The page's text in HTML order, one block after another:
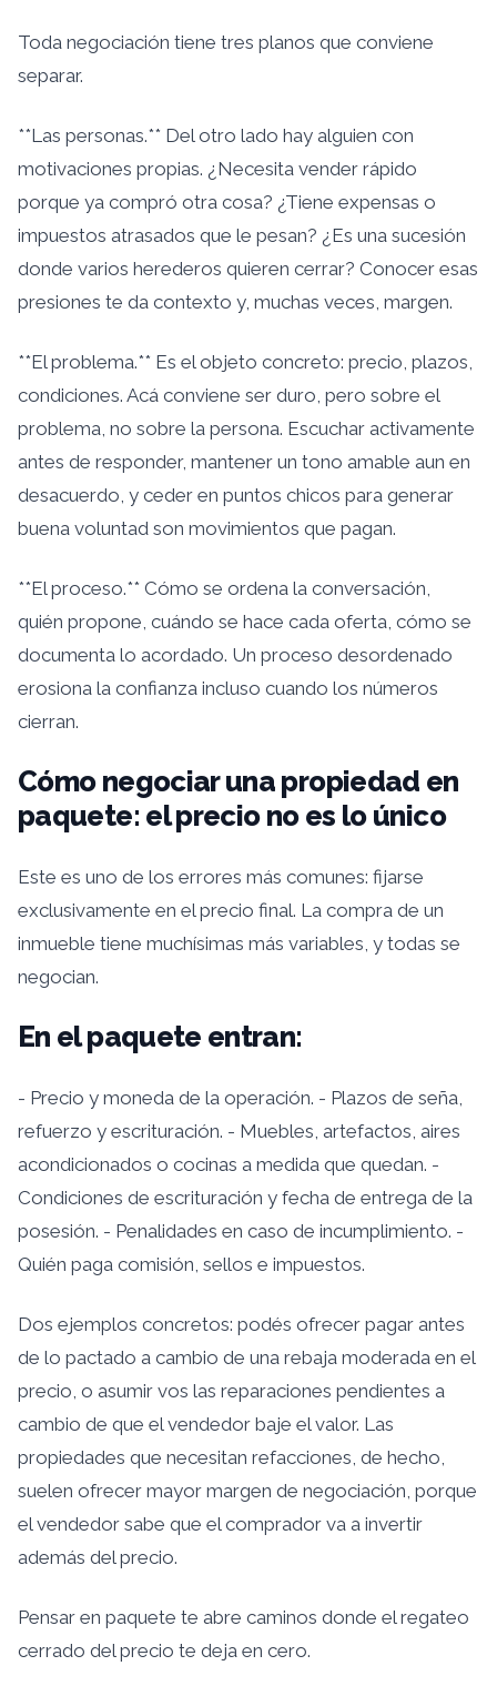
Toda negociación tiene tres planos que conviene
separar.
**Las personas.** Del otro lado hay alguien con
motivaciones propias. ¿Necesita vender rápido
porque ya compró otra cosa? ¿Tiene expensas o
impuestos atrasados que le pesan? ¿Es una sucesión
donde varios herederos quieren cerrar? Conocer esas
presiones te da contexto y, muchas veces, margen.
**El problema.** Es el objeto concreto: precio, plazos,
condiciones. Acá conviene ser duro, pero sobre el
problema, no sobre la persona. Escuchar activamente
antes de responder, mantener un tono amable aun en
desacuerdo, y ceder en puntos chicos para generar
buena voluntad son movimientos que pagan.
**El proceso.** Cómo se ordena la conversación,
quién propone, cuándo se hace cada oferta, cómo se
documenta lo acordado. Un proceso desordenado
erosiona la confianza incluso cuando los números
cierran.
Cómo negociar una propiedad en
paquete: el precio no es lo único
Este es uno de los errores más comunes: fijarse
exclusivamente en el precio final. La compra de un
inmueble tiene muchísimas más variables, y todas se
negocian.
En el paquete entran:
- Precio y moneda de la operación. - Plazos de seña,
refuerzo y escrituración. - Muebles, artefactos, aires
acondicionados o cocinas a medida que quedan. -
Condiciones de escrituración y fecha de entrega de la
posesión. - Penalidades en caso de incumplimiento. -
Quién paga comisión, sellos e impuestos.
Dos ejemplos concretos: podés ofrecer pagar antes
de lo pactado a cambio de una rebaja moderada en el
precio, o asumir vos las reparaciones pendientes a
cambio de que el vendedor baje el valor. Las
propiedades que necesitan refacciones, de hecho,
suelen ofrecer mayor margen de negociación, porque
el vendedor sabe que el comprador va a invertir
además del precio.
Pensar en paquete te abre caminos donde el regateo
cerrado del precio te deja en cero.